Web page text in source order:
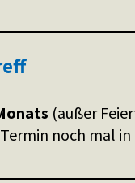
(außer
noch mal in